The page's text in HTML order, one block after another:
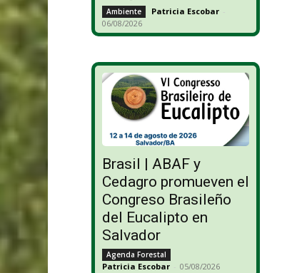
Ambiente Patricia Escobar -
06/08/2026
Brasil | ABAF y
Cedagro promueven el
Congreso Brasileño
del Eucalipto en
Salvador
Agenda Forestal
Patricia Escobar - 05/08/2026